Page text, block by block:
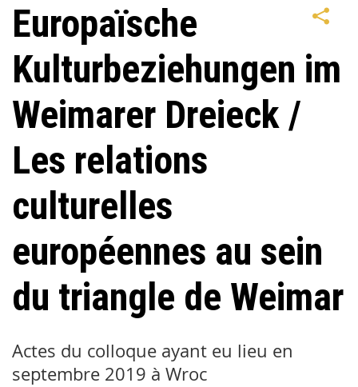
Europaïsche
Kulturbeziehungen im
Weimarer Dreieck /
Les relations
culturelles
européennes au sein
du triangle de Weimar
Actes du colloque ayant eu lieu en
septembre 2019 à Wroc